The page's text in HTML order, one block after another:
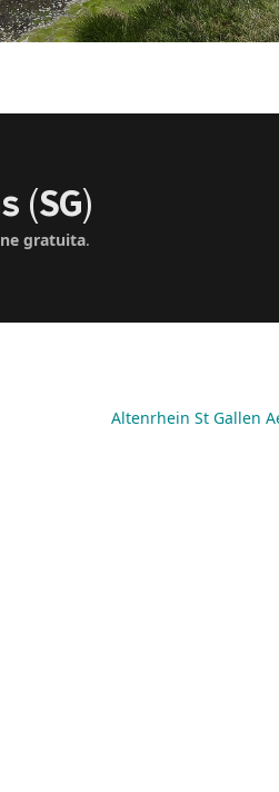
(SG)
gratuita.
Altenrhein St Gallen